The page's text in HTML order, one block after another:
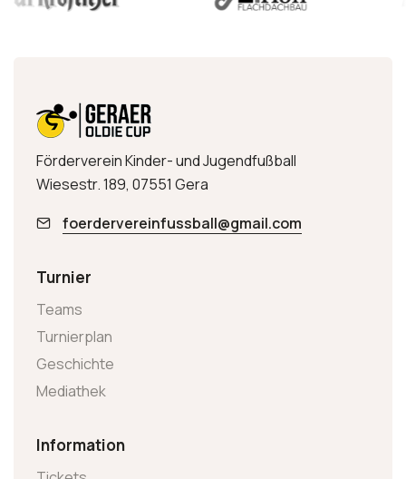
Förderverein Kinder- und Jugendfußball
Wiesestr. 189, 07551 Gera
foerdervereinfussball@gmail.com
Turnier
Teams
Turnierplan
Geschichte
Mediathek
Information